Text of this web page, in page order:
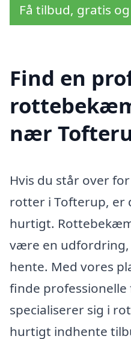
Få tilbud, gratis
Find en
nær
Hvis du står over
rotter i Tofterup, er
hurtigt.
være en
hente. Med vores
finde
specialiserer sig i
hurtigt indhente